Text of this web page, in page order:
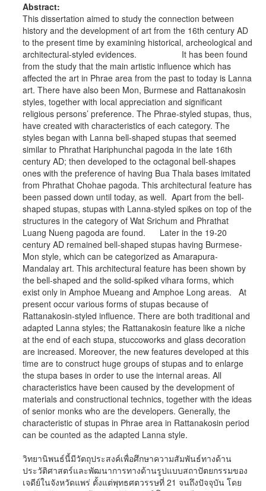
Abstract:
This dissertation aimed to study the connection between
history and the development of art from the 16th century AD
to the present time by examining historical, archeological and
architectural-styled evidences. It has been found
from the study that the main artistic influence which has
affected the art in Phrae area from the past to today is Lanna
art. There have also been Mon, Burmese and Rattanakosin
styles, together with local appreciation and significant
religious persons’ preference. The Phrae-styled stupas, thus,
have created with characteristics of each category. The
styles began with Lanna bell-shaped stupas that seemed
similar to Phrathat Hariphunchai pagoda in the late 16th
century AD; then developed to the octagonal bell-shapes
ones with the preference of having Bua Thala bases imitated
from Phrathat Chohae pagoda. This architectural feature has
been passed down until today, as well. Apart from the bell-
shaped stupas, stupas with Lanna-styled spikes on top of the
structures in the category of Wat Srichum and Phrathat
Luang Nueng pagoda are found. Later in the 19-20
century AD remained bell-shaped stupas having Burmese-
Mon style, which can be categorized as Amarapura-
Mandalay art. This architectural feature has been shown by
the bell-shaped and the solid-spiked vihara forms, which
exist only in Amphoe Mueang and Amphoe Long areas. At
present occur various forms of stupas because of
Rattanakosin-styled influence. There are both traditional and
adapted Lanna styles; the Rattanakosin feature like a niche
at the end of each stupa, stuccoworks and glass decoration
are increased. Moreover, the new features developed at this
time are to construct huge groups of stupas and to enlarge
the stupa bases in order to use the internal areas. All
characteristics have been caused by the development of
materials and constructional technics, together with the ideas
of senior monks who are the developers. Generally, the
characteristic of stupas in Phrae area in Rattanakosin period
can be counted as the adapted Lanna style.
วิทยานิพนธ์นี้มีวัตถุประสงค์เพื่อศึกษาความสัมพันธ์ทางด้าน
ประวัติศาสตร์และพัฒนาการทางด้านรูปแบบสถาปัตยกรรมของ
เจดีย์ในจังหวัดแพร่ ตั้งแต่พุทธศตวรรษที่ 21 จนถึงปัจจุบัน โดย